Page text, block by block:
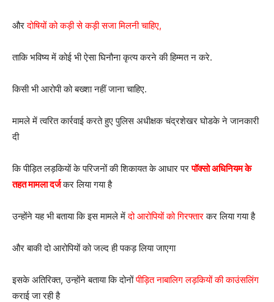
औरदोषियों को कड़ी से कड़ी सजा मिलनी चाहिए,
ताकि भविष्य में कोई भी ऐसा घिनौना कृत्य करने की हिम्मत न करे.
किसी भी आरोपी को बख्शा नहीं जाना चाहिए.
मामले में त्वरित कार्रवाई करते हुए पुलिस अधीक्षक चंद्रशेखर घोडके ने जानकारी
दी
कि पीड़ित लड़कियों के परिजनों की शिकायत के आधार परपॉक्सो अधिनियम के
तहत मामला दर्जकर लिया गया है
उन्होंने यह भी बताया कि इस मामले मेंदो आरोपियों को गिरफ्तारकर लिया गया है
और बाकी दो आरोपियों को जल्द ही पकड़ लिया जाएगा
इसके अतिरिक्त, उन्होंने बताया कि दोनोंपीड़ित नाबालिग लड़कियों की काउंसलिंग
कराई जा रही है